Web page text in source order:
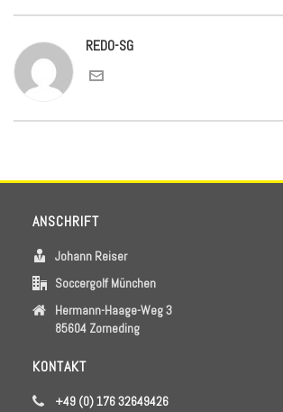
REDO-SG
ANSCHRIFT
Johann Reiser
Soccergolf München
Hermann-Haage-Weg 3
85604 Zorneding
KONTAKT
+49 (0) 176 32649426